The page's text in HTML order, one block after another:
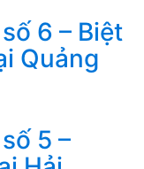
6 – Biệt
Quảng
5 –